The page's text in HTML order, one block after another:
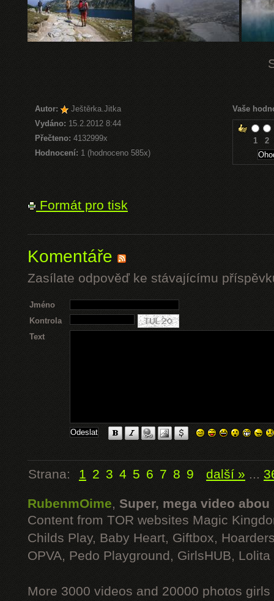
Autor:
Ještěrka.Jitka
Vydáno: 15.2.2012 8:44
Přečteno:4132999x
Hodnocení: 1 (hodnoceno 585x)
Vaše
1 2
Formát pro tisk
Komentáře
Zasílate odpověď ke stávajícímu
Jméno
Kontrola
Text
Strana: 1 2 3 4 5 6 7 8 9 další » ...
RubenmOime, Super, mega video abou
Content from TOR websites Magic
Childs Play, Baby Heart, Giftbox,
OPVA, Pedo Playground, GirlsHUB, Lolita
More 3000 videos and 20000 photos